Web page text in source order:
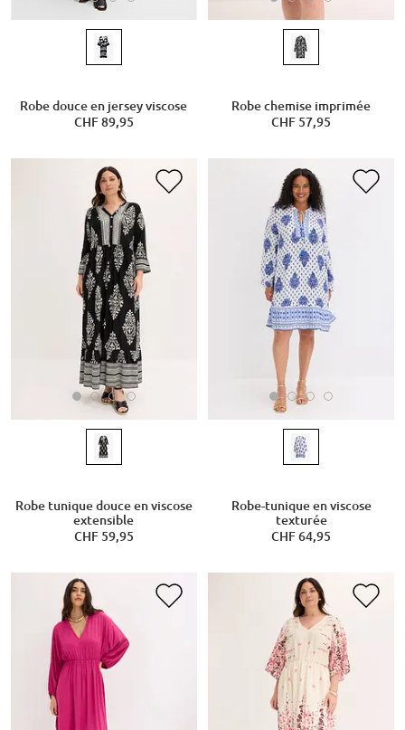
Robe douce en jersey viscose
CHF 89,95
Robe chemise imprimée
CHF 57,95
Robe tunique douce en viscose
extensible
CHF 59,95
Robe-tunique en viscose
texturée
CHF 64,95